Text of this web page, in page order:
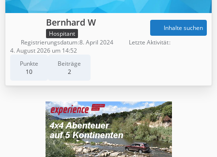
Bernhard W
Hospitant
Punkte
10
Beiträge
2
Inhalte suchen
Registrierungsdatum 8. April 2024
Letzte Aktivität
4. August 2026 um 14:52